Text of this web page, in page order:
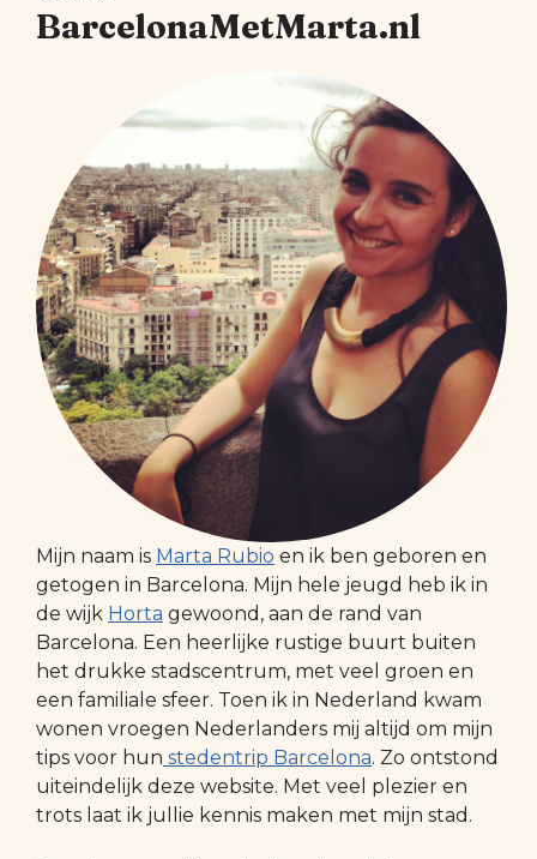
BarcelonaMetMarta.nl
Mijn naam is Marta Rubio en ik ben geboren en
getogen in Barcelona. Mijn hele jeugd heb ik in
de wijk Horta gewoond, aan de rand van
Barcelona. Een heerlijke rustige buurt buiten
het drukke stadscentrum, met veel groen en
een familiale sfeer. Toen ik in Nederland kwam
wonen vroegen Nederlanders mij altijd om mijn
tips voor hun stedentrip Barcelona. Zo ontstond
uiteindelijk deze website. Met veel plezier en
trots laat ik jullie kennis maken met mijn stad.